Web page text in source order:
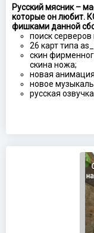
Русский мясник –
которые он любит.
фишками данной
поиск серверов
26 карт типа
скин
скина ножа;
новая
новое
русская